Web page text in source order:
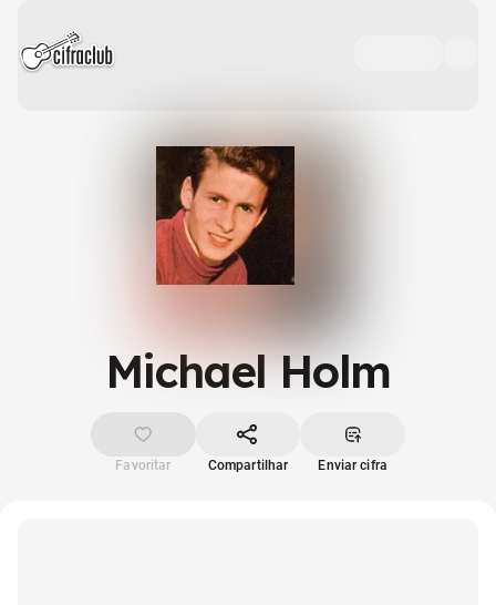
Michael Holm
Favoritar Compartilhar Enviar cifra